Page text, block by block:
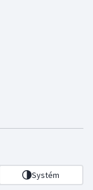
Systém